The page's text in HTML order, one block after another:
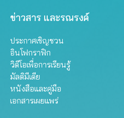
ข่าวสาร และรณรงค์
ประกาศเชิญชวน
อินโฟกราฟิก
วิดีโอเพื่อการเรียนรู้
มัลติมีเดีย
หนังสือและคู่มือ
เอกสารเผยแพร่